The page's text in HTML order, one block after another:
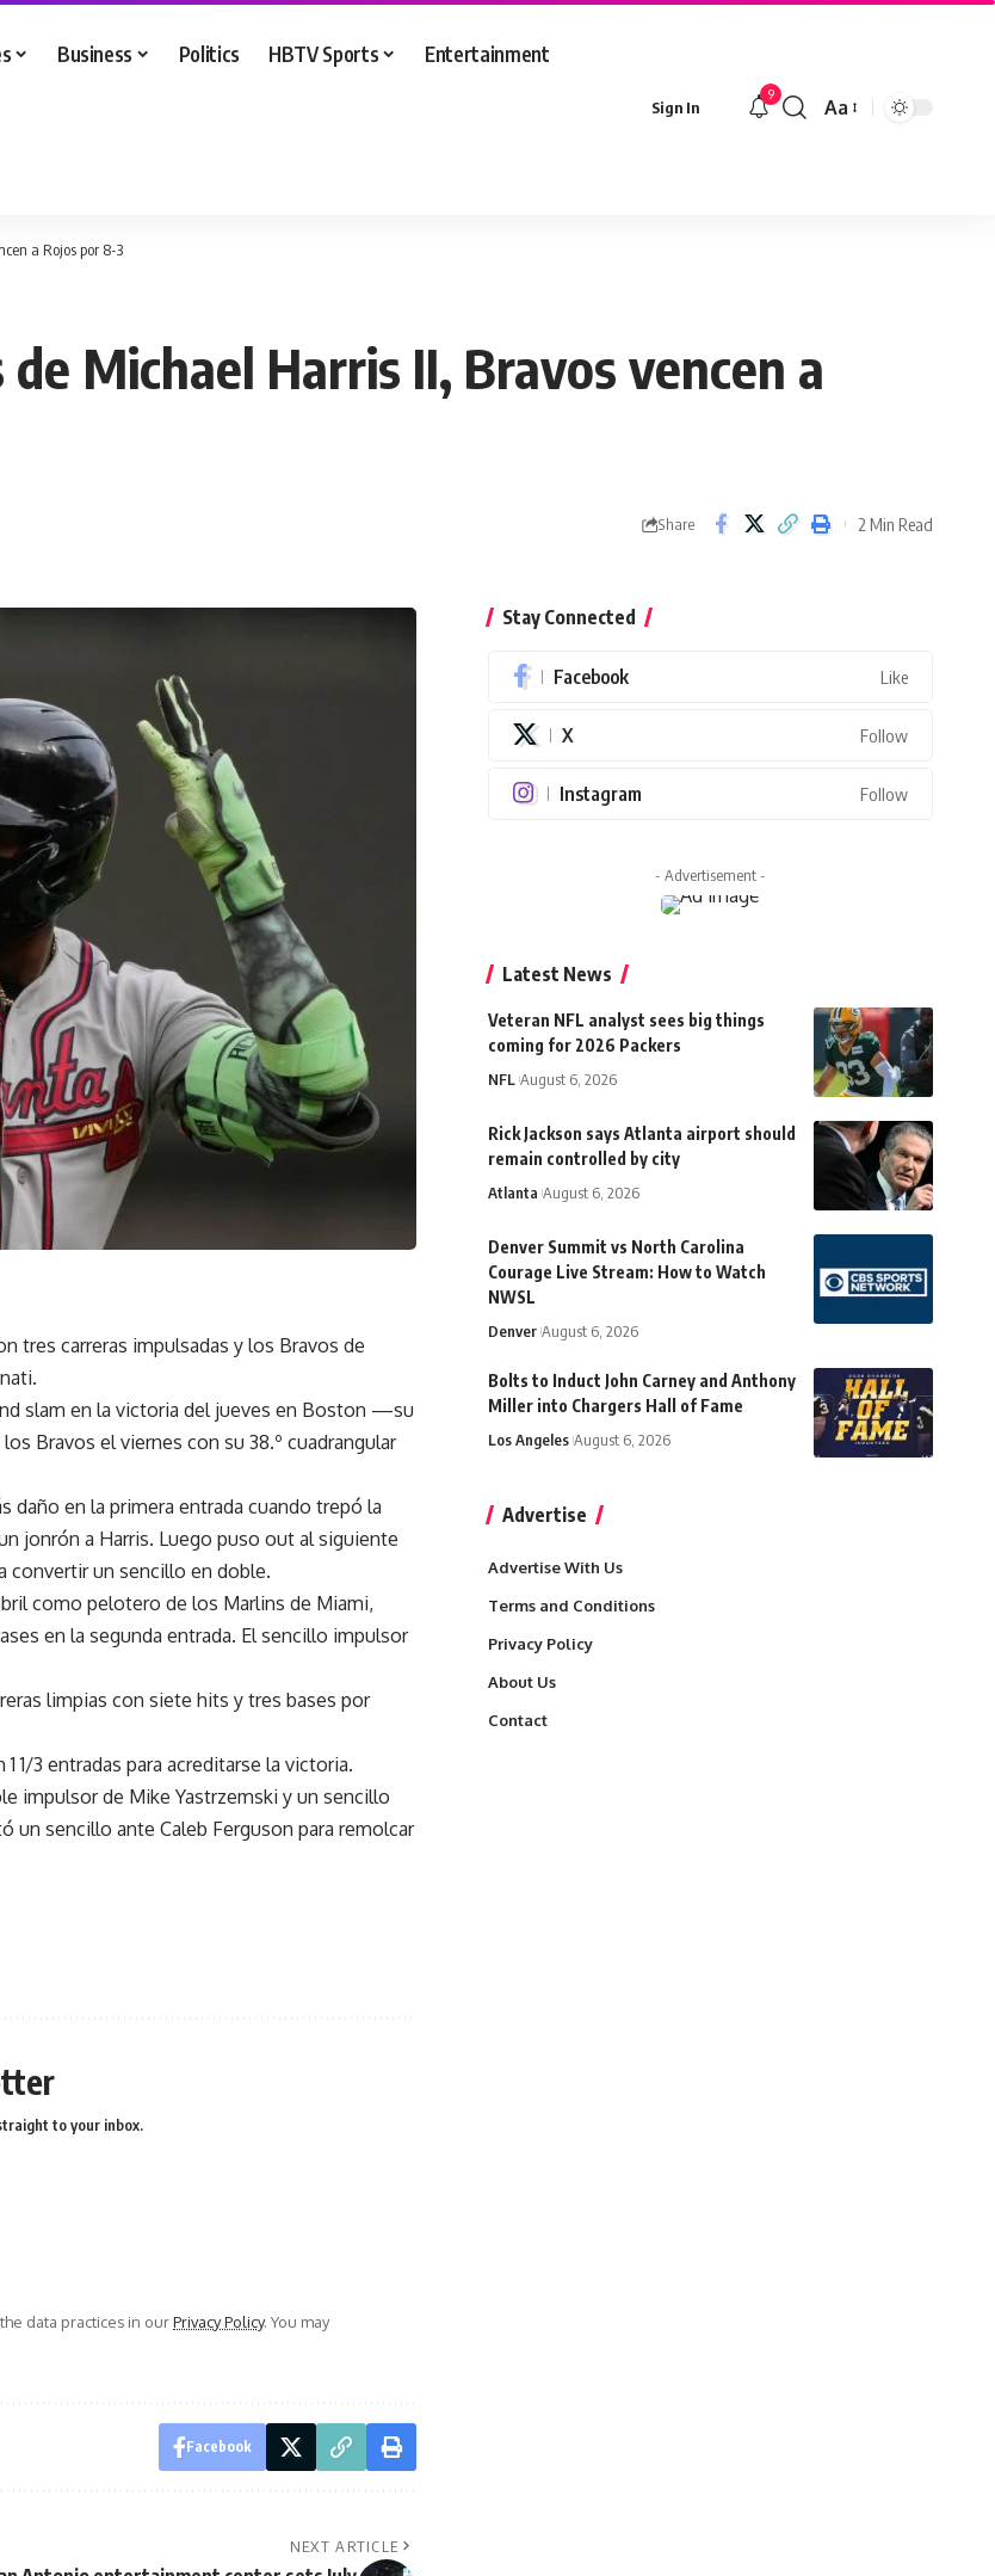
Business Politics HBTV Sports Entertainment
Sign In
9
Font
Aa
a Rojos por 8-3
Michael Harris II, Bravos vencen a
Share 2 Min Read
tres carreras impulsadas y los Bravos de
slam en la victoria del jueves en Boston —su
Bravos el viernes con su 38.º cuadrangular
daño en la primera entrada cuando trepó la
jonrón a Harris. Luego puso out al siguiente
convertir un sencillo en doble.
como pelotero de los Marlins de Miami,
en la segunda entrada. El sencillo impulsor
limpias con siete hits y tres bases por
1/3 entradas para acreditarse la victoria.
impulsor de Mike Yastrzemski y un sencillo
un sencillo ante Caleb Ferguson para remolcar
to your inbox.
data practices in ourPrivacy Policy. You may
Facebook
NEXT ARTICLE
Stay Connected
Facebook Like
X Follow
Instagram Follow
- Advertisement -
Latest News
Veteran NFL analyst sees big things
coming for 2026 Packers
NFL August 6, 2026
Rick Jackson says Atlanta airport should
remain controlled by city
Atlanta August 6, 2026
Denver Summit vs North Carolina
Courage Live Stream: How to Watch
NWSL
Denver August 6, 2026
Bolts to Induct John Carney and Anthony
Miller into Chargers Hall of Fame
Los Angeles August 6, 2026
Advertise
Advertise With Us
Terms and Conditions
Privacy Policy
About Us
Contact